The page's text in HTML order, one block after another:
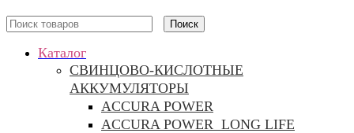
Поиск
Каталог
CВИНЦОВО-КИСЛОТНЫЕ
АККУМУЛЯТОРЫ
ACCURA POWER
ACCURA POWER LONG LIFE